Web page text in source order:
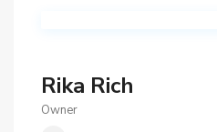
Rika Rich
Owner